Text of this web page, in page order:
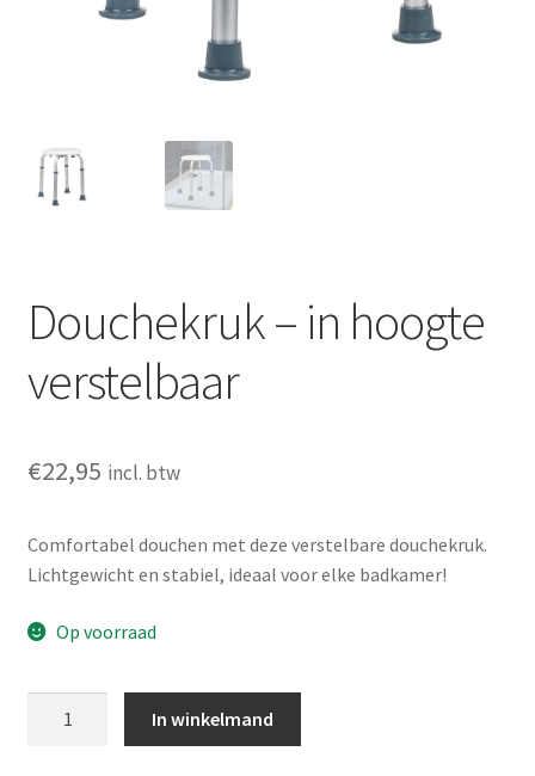
Elektronica
Sport
Douchekruk – in hoogte
verstelbaar
€22,95 incl. btw
Comfortabel douchen met deze verstelbare douchekruk.
Lichtgewicht en stabiel, ideaal voor elke badkamer!
Op voorraad
In winkelmand